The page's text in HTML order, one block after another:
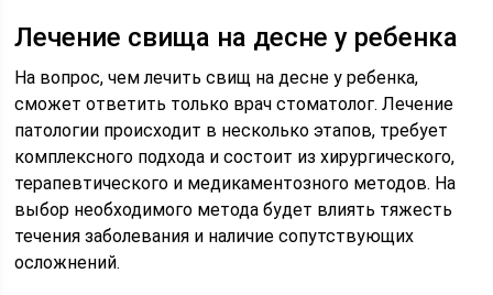
Лечение свища на десне у ребенка
На вопрос, чем лечить свищ на десне у ребенка,
сможет ответить только врач стоматолог. Лечение
патологии происходит в несколько этапов, требует
комплексного подхода и состоит из хирургического,
терапевтического и медикаментозного методов. На
выбор необходимого метода будет влиять тяжесть
течения заболевания и наличие сопутствующих
осложнений.